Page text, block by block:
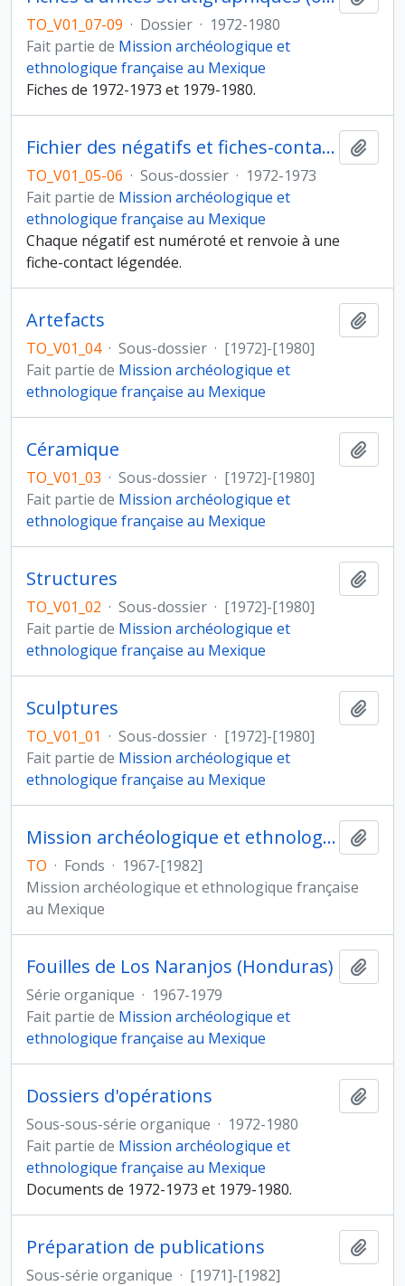
TO_V01_07-09 · Dossier · 1972-1980
Fait partie de Mission archéologique et
ethnologique française au Mexique
Fiches de 1972-1973 et 1979-1980.
Fichier des négatifs et fiches-contacts
TO_V01_05-06 · Sous-dossier · 1972-1973
Fait partie de Mission archéologique et
ethnologique française au Mexique
Chaque négatif est numéroté et renvoie à une
fiche-contact légendée.
Artefacts
TO_V01_04 · Sous-dossier · [1972]-[1980]
Fait partie de Mission archéologique et
ethnologique française au Mexique
Céramique
TO_V01_03 · Sous-dossier · [1972]-[1980]
Fait partie de Mission archéologique et
ethnologique française au Mexique
Structures
TO_V01_02 · Sous-dossier · [1972]-[1980]
Fait partie de Mission archéologique et
ethnologique française au Mexique
Sculptures
TO_V01_01 · Sous-dossier · [1972]-[1980]
Fait partie de Mission archéologique et
ethnologique française au Mexique
Mission archéologique et ethnologique française au Mexique
TO · Fonds · 1967-[1982]
Mission archéologique et ethnologique française
au Mexique
Fouilles de Los Naranjos (Honduras)
Série organique · 1967-1979
Fait partie de Mission archéologique et
ethnologique française au Mexique
Dossiers d'opérations
Sous-sous-série organique · 1972-1980
Fait partie de Mission archéologique et
ethnologique française au Mexique
Documents de 1972-1973 et 1979-1980.
Préparation de publications
Sous-série organique · [1971]-[1982]